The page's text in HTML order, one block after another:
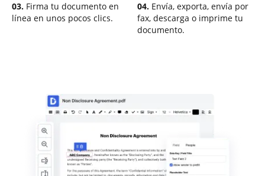
03. Firma tu documento en
línea en unos pocos clics.
04. Envía, exporta, envía por
fax, descarga o imprime tu
documento.